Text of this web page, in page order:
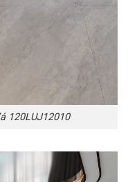
120LUJ12010